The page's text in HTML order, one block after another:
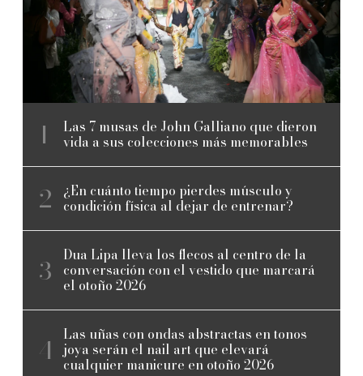
Las 7 musas de John Galliano que dieron
vida a sus colecciones más memorables
¿En cuánto tiempo pierdes músculo y
condición física al dejar de entrenar?
Dua Lipa lleva los flecos al centro de la
conversación con el vestido que marcará
el otoño 2026
Las uñas con ondas abstractas en tonos
joya serán el nail art que elevará
cualquier manicure en otoño 2026